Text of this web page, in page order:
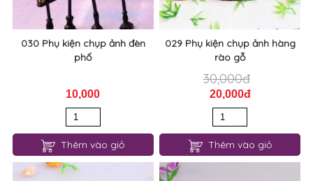
030 Phụ kiện chụp ảnh đèn
phố
10,000
Thêm vào giỏ
029 Phụ kiện chụp ảnh hàng
rào gỗ
30,000đ
20,000đ
Thêm vào giỏ